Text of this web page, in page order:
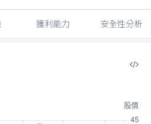
獲利能力 安全性分析